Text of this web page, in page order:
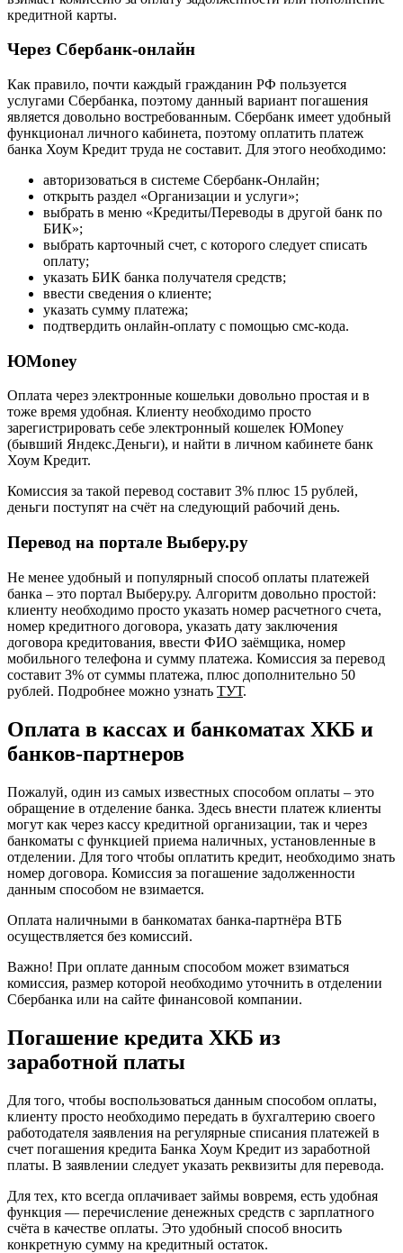
кредитной карты.
Через Сбербанк-онлайн
Как правило, почти каждый гражданин РФ пользуется
услугами Сбербанка, поэтому данный вариант погашения
является довольно востребованным. Сбербанк имеет удобный
функционал личного кабинета, поэтому оплатить платеж
банка Хоум Кредит труда не составит. Для этого необходимо:
авторизоваться в системе Сбербанк-Онлайн;
открыть раздел «Организации и услуги»;
выбрать в меню «Кредиты/Переводы в другой банк по
БИК»;
выбрать карточный счет, с которого следует списать
оплату;
указать БИК банка получателя средств;
ввести сведения о клиенте;
указать сумму платежа;
подтвердить онлайн-оплату с помощью смс-кода.
ЮMoney
Оплата через электронные кошельки довольно простая и в
тоже время удобная. Клиенту необходимо просто
зарегистрировать себе электронный кошелек ЮMoney
(бывший Яндекс.Деньги), и найти в личном кабинете банк
Хоум Кредит.
Комиссия за такой перевод составит 3% плюс 15 рублей,
деньги поступят на счёт на следующий рабочий день.
Перевод на портале Выберу.ру
Не менее удобный и популярный способ оплаты платежей
банка – это портал Выберу.ру. Алгоритм довольно простой:
клиенту необходимо просто указать номер расчетного счета,
номер кредитного договора, указать дату заключения
договора кредитования, ввести ФИО заёмщика, номер
мобильного телефона и сумму платежа. Комиссия за перевод
составит 3% от суммы платежа, плюс дополнительно 50
рублей. Подробнее можно узнать ТУТ.
Оплата в кассах и банкоматах ХКБ и
банков-партнеров
Пожалуй, один из самых известных способом оплаты – это
обращение в отделение банка. Здесь внести платеж клиенты
могут как через кассу кредитной организации, так и через
банкоматы с функцией приема наличных, установленные в
отделении. Для того чтобы оплатить кредит, необходимо знать
номер договора. Комиссия за погашение задолженности
данным способом не взимается.
Оплата наличными в банкоматах банка-партнёра ВТБ
осуществляется без комиссий.
Важно! При оплате данным способом может взиматься
комиссия, размер которой необходимо уточнить в отделении
Сбербанка или на сайте финансовой компании.
Погашение кредита ХКБ из
заработной платы
Для того, чтобы воспользоваться данным способом оплаты,
клиенту просто необходимо передать в бухгалтерию своего
работодателя заявления на регулярные списания платежей в
счет погашения кредита Банка Хоум Кредит из заработной
платы. В заявлении следует указать реквизиты для перевода.
Для тех, кто всегда оплачивает займы вовремя, есть удобная
функция — перечисление денежных средств с зарплатного
счёта в качестве оплаты. Это удобный способ вносить
конкретную сумму на кредитный остаток.